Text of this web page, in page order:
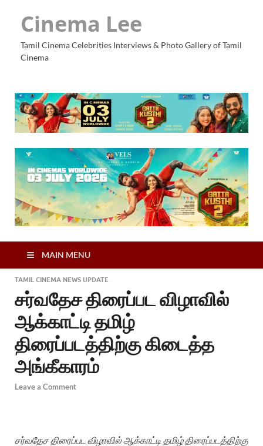
Cinema Lee
Tamil Cinema Celebrities Interviews & Photo Gallery of Tamil
Cinema
MAIN MENU
TAMIL CINEMA NEWS UPDATE
சர்வதேச திரைப்பட விழாவில்
ஆக்காட்டி தமிழ்
திரைப்படத்திற்கு கிடைத்த
அங்கீகாரம்
Leave a Comment
சர்வதேச திரைப்பட விழாவில் ஆக்காட்டி தமிழ் திரைப்படத்திற்கு